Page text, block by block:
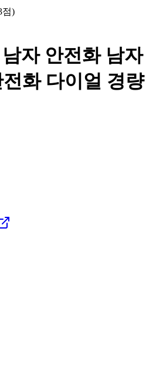
점)
자 안전화 남자
화 다이얼 경량